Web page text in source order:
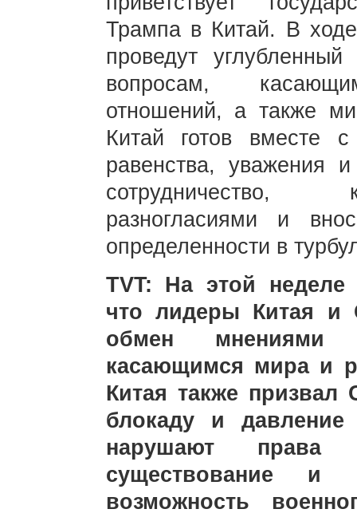
Трампа в Китай. В ходе
проведут
вопросам,
отношений, а также
Китай готов вместе
равенства, уважения
сотрудничество,
разногласиями и
определенности в
TVT: На этой неделе
что лидеры Китая и
обмен
касающимся мира и
Китая также
блокаду и
нарушают права
существование
возможность